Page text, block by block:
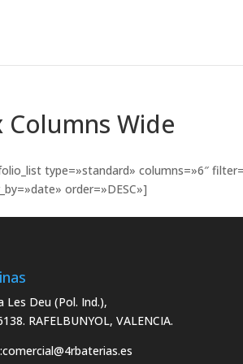
Columns Wide
type=»standard» columns=»6″
order=»DESC»]
Les Deu (Pol. Ind.),
RAFELBUNYOL, VALENCIA.
comercial@4rbaterias.es